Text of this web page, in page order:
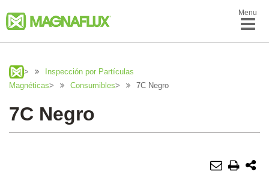
Menu
>
Inspección por Partículas
Magnéticas> Consumibles> 7C Negro
7C Negro